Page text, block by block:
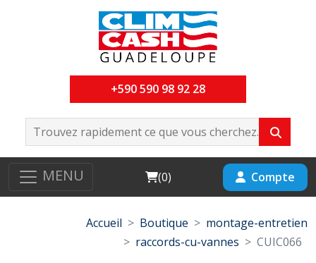
+590 590 98 92 28
MENU Cart
(0) Compte
Accueil Boutique
montage-entretien
raccords-cu-vannes
CUIC066